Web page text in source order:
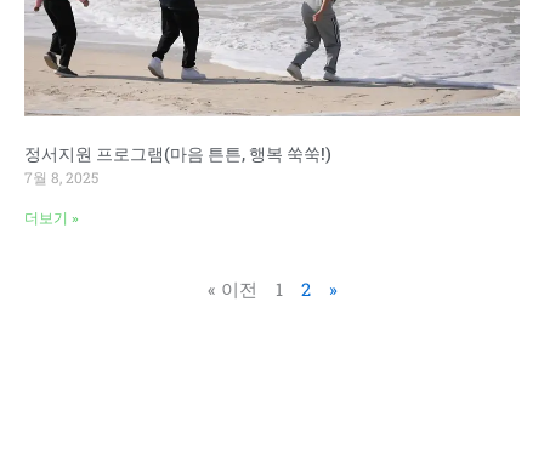
정서지원 프로그램(마음 튼튼, 행복 쑥쑥!)
7월 8, 2025
더보기 »
« 이전 1 2 »